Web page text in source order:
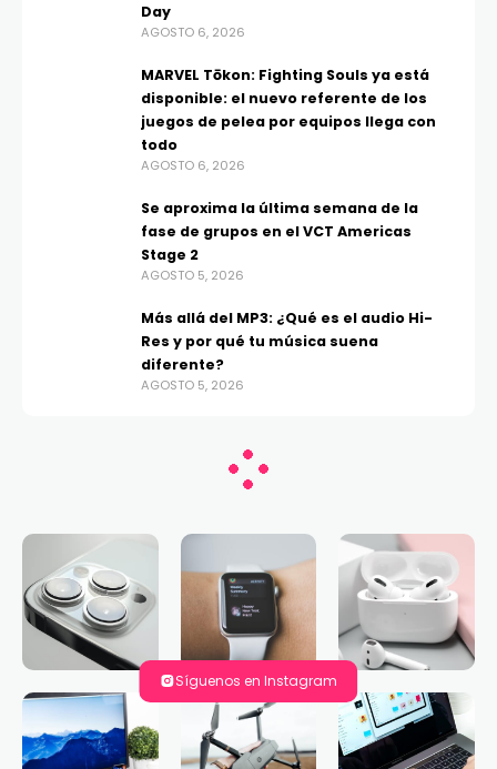
Day
AGOSTO 6, 2026
MARVEL Tōkon: Fighting Souls ya está
disponible: el nuevo referente de los
juegos de pelea por equipos llega con
todo
AGOSTO 6, 2026
Se aproxima la última semana de la
fase de grupos en el VCT Americas
Stage 2
AGOSTO 5, 2026
Más allá del MP3: ¿Qué es el audio Hi-
Res y por qué tu música suena
diferente?
AGOSTO 5, 2026
Síguenos en Instagram